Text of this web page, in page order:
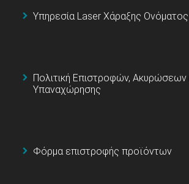
Υπηρεσία Laser Χάραξης Ονόματος
Πολιτική Επιστροφών, Ακυρώσεων
Υπαναχώρησης
Φόρμα επιστροφής προϊόντων